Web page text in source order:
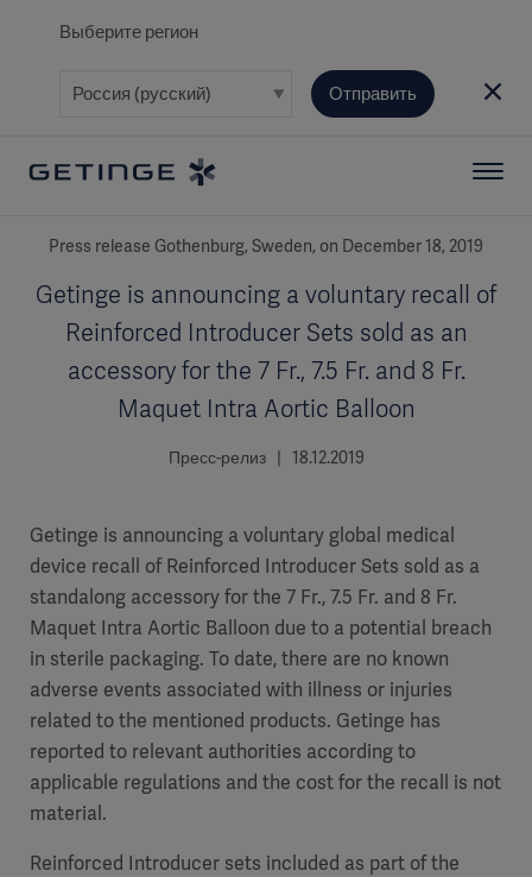
Выберите регион
Отправить
Press release Gothenburg, Sweden, on December 18, 2019
Getinge is announcing a voluntary recall of
Reinforced Introducer Sets sold as an
accessory for the 7 Fr., 7.5 Fr. and 8 Fr.
Maquet Intra Aortic Balloon
Пресс-релиз | 18.12.2019
Getinge is announcing a voluntary global medical
device recall of Reinforced Introducer Sets sold as a
standalong accessory for the 7 Fr., 7.5 Fr. and 8 Fr.
Maquet Intra Aortic Balloon due to a potential breach
in sterile packaging. To date, there are no known
adverse events associated with illness or injuries
related to the mentioned products. Getinge has
reported to relevant authorities according to
applicable regulations and the cost for the recall is not
material.
Reinforced Introducer sets included as part of the